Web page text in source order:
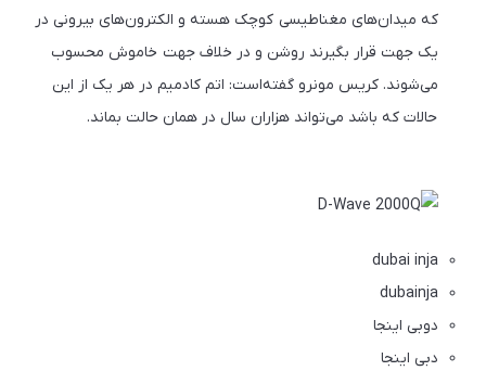
که میدان‌های مغناطیسی کوچک هسته و الکترون‌های بیرونی در
یک جهت قرار بگیرند روشن و در خلاف جهت خاموش محسوب
می‌شوند. کریس مونرو گفته‌است: اتم کادمیم در هر یک از این
حالات که باشد می‌تواند هزاران سال در همان حالت بماند.
dubai inja
dubainja
دوبی اینجا
دبی اینجا